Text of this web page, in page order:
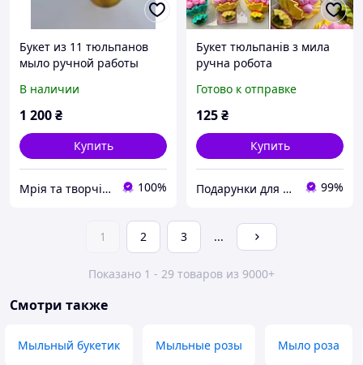
Букет из 11 тюльпанов
мыло ручной работы
В наличии
1 200₴
Купить
Мрія та творчість 100%
Букет тюльпанів з мила
ручна робота
Готово к отправке
125₴
Купить
Подарунки для всієї родини 99%
1 2 3 ...
Показано 1 - 29 товаров из 9000+
Смотри также
Мыльный букетик Мыльные розы Мыло роза